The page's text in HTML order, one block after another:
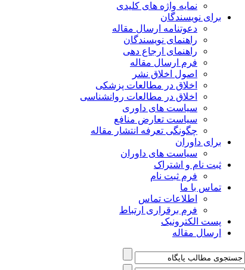
نمایه واژه های کلیدی
برای نویسندگان
دعوتنامه ارسال مقاله
راهنمای نویسندگان
راهنمای ارجاع دهی
فرم ارسال مقاله
اصول اخلاق نشر
اخلاق در مطالعات پزشکی
اخلاق در مطالعات روانشناسی
سیاست های داوری
سیاست تعارض منافع
چگونگی تعرفه انتشار مقاله
برای داوران
سیاست های داوران
ثبت نام و اشتراک
فرم ثبت نام
تماس با ما
اطلاعات تماس
فرم برقراری ارتباط
پست الکترونیک
ارسال مقاله